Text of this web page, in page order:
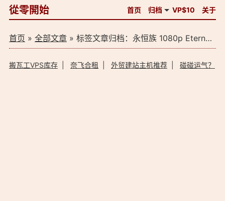
從零開始 首页 归档 VP$10 关于
首页 » 全部文章» 标签文章归档：永恒族 1080p Eternals (2021) 4K BT下载（1）
搬瓦工VPS库存| 奈飞合租 外贸建站主机推荐| 碰碰运气？